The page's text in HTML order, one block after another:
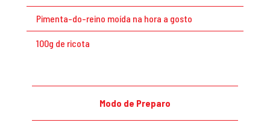
Pimenta-do-reino moída na hora a gosto
100g de ricota
Modo de Preparo